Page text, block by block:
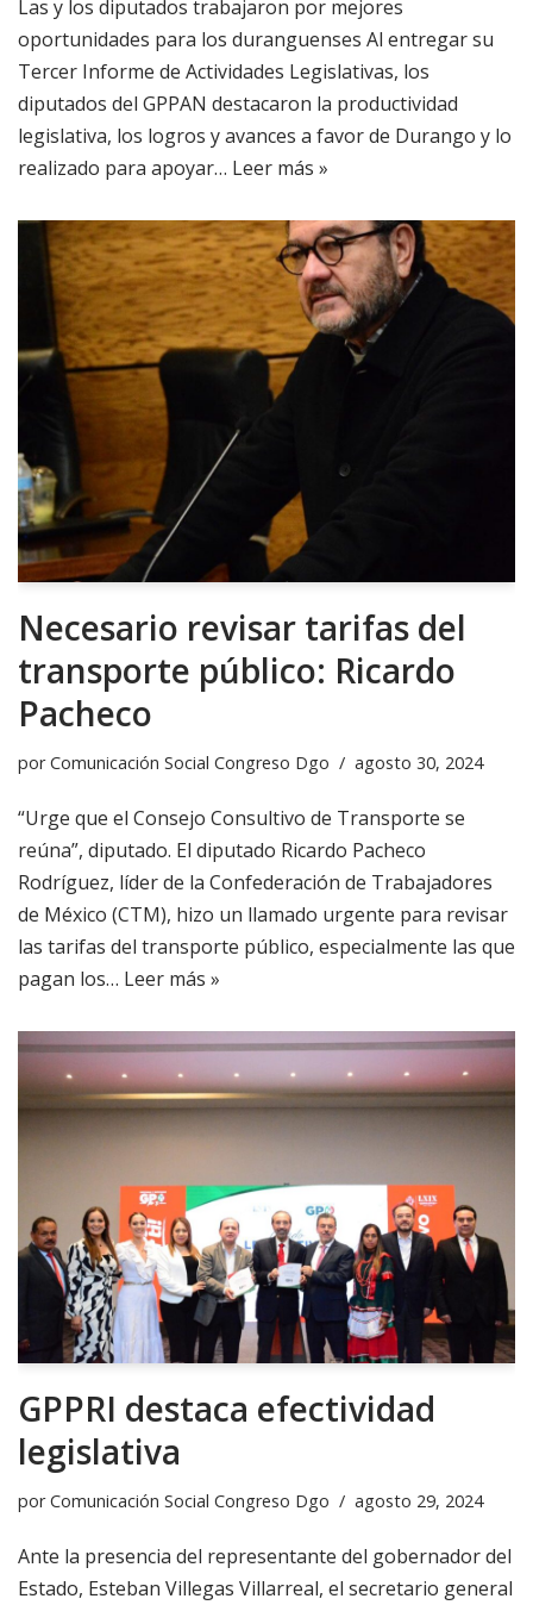
Las y los diputados trabajaron por mejores
oportunidades para los duranguenses Al entregar su
Tercer Informe de Actividades Legislativas, los
diputados del GPPAN destacaron la productividad
legislativa, los logros y avances a favor de Durango y lo
realizado para apoyar… Leer más »
Necesario revisar tarifas del
transporte público: Ricardo
Pacheco
porComunicación Social Congreso Dgo agosto 30, 2024
“Urge que el Consejo Consultivo de Transporte se
reúna”, diputado. El diputado Ricardo Pacheco
Rodríguez, líder de la Confederación de Trabajadores
de México (CTM), hizo un llamado urgente para revisar
las tarifas del transporte público, especialmente las que
pagan los… Leer más »
GPPRI destaca efectividad
legislativa
porComunicación Social Congreso Dgo agosto 29, 2024
Ante la presencia del representante del gobernador del
Estado, Esteban Villegas Villarreal, el secretario general